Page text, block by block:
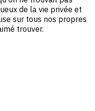
de la vie privée et
sur tous nos propres
trouver.